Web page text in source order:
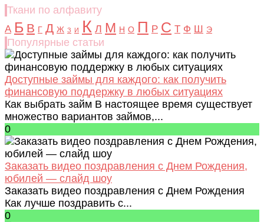
Ткани по алфавиту
А Б В Г Д Ж З И К Л М Н О П Р С Т Ф Ш Э
Популярные статьи
Доступные займы для каждого: как получить
финансовую поддержку в любых ситуациях
Как выбрать займ В настоящее время существует
множество вариантов займов,...
0
Заказать видео поздравления с Днем Рождения,
юбилей — слайд шоу
Заказать видео поздравления с Днем Рождения
Как лучше поздравить с...
0